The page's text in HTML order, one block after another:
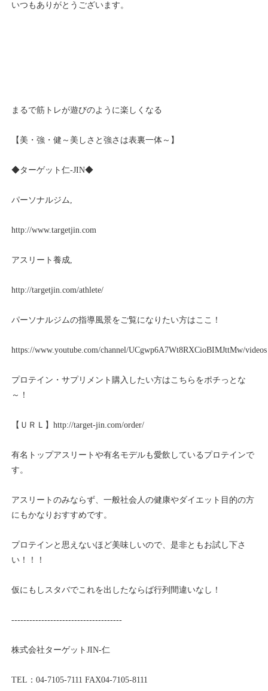
いつもありがとうございます。
まるで筋トレが遊びのように楽しくなる
【美・強・健～美しさと強さは表裏一体～】
◆ターゲット仁-JIN◆
パーソナルジム,
http://www.targetjin.com
アスリート養成,
http://targetjin.com/athlete/
パーソナルジムの指導風景をご覧になりたい方はここ！
https://www.youtube.com/channel/UCgwp6A7Wt8RXCioBIMJttMw/videos
プロテイン・サプリメント購入したい方はこちらをポチっとな
～！
【ＵＲＬ】http://target-jin.com/order/
有名トップアスリートや有名モデルも愛飲しているプロテインで
す。
アスリートのみならず、一般社会人の健康やダイエット目的の方
にもかなりおすすめです。
プロテインと思えないほど美味しいので、是非ともお試し下さ
い！！！
仮にもしスタバでこれを出したならば行列間違いなし！
-------------------------------------
株式会社ターゲットJIN-仁
TEL ：04-7105-7111 FAX04-7105-8111